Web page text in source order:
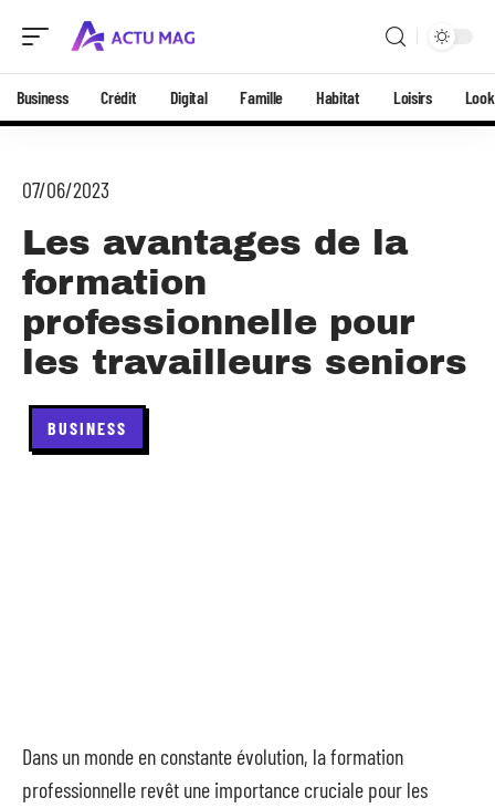
Business Crédit Digital Famille Habitat Loisirs Look
07/06/2023
Les avantages de la
formation
professionnelle pour
les travailleurs seniors
BUSINESS
Dans un monde en constante évolution, la formation
professionnelle revêt une importance cruciale pour les